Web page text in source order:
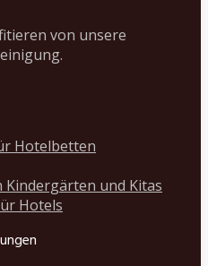
von unsere
Hotelbetten
und Kitas
Hotels